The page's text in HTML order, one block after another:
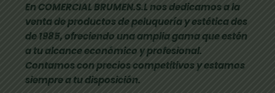
En COMERCIAL BRUMEN.S.L nos dedicamos a la
venta de productos de peluquería y estética des
de 1985, ofreciendo una amplia gama que estén
a tu alcance económico y profesional.
Contamos con precios competitivos y estamos
siempre a tu disposición.